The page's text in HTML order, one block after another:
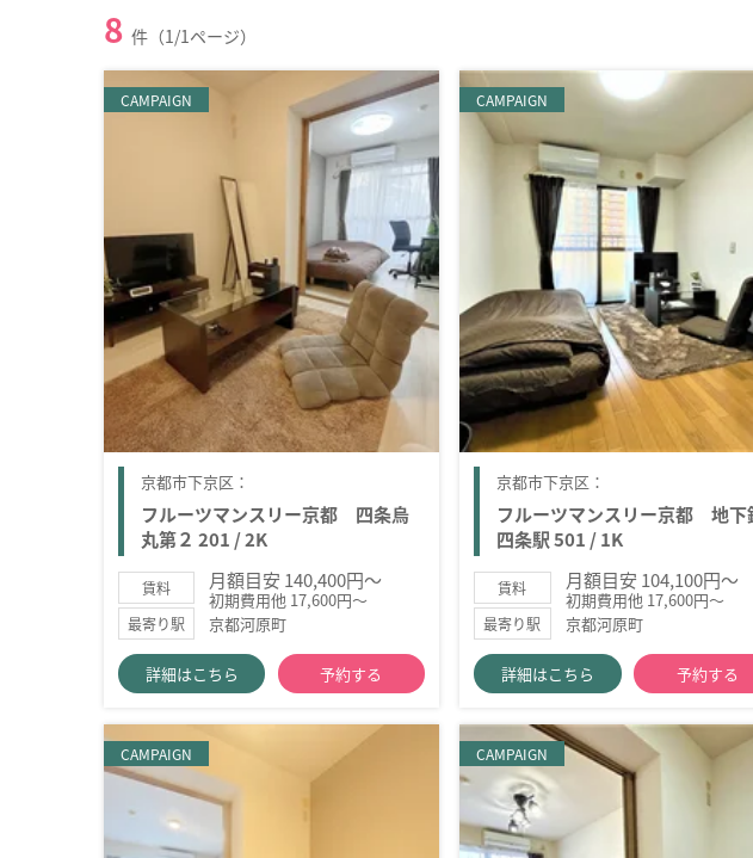
8 件（1/1ページ）
CAMPAIGN
京都市下京区：
フルーツマンスリー京都 四条烏
丸第２ 201 / 2K
賃料 月額目安 140,400円～
初期費用他 17,600円～
最寄り駅 京都河原町
詳細はこちら 予約する
CAMPAIGN
京都市下京区：
フルーツマンスリー京都 地下
四条駅 501 / 1K
賃料 月額目安 104,100円～
初期費用他 17,600円～
最寄り駅 京都河原町
詳細はこちら 予約する
CAMPAIGN CAMPAIGN